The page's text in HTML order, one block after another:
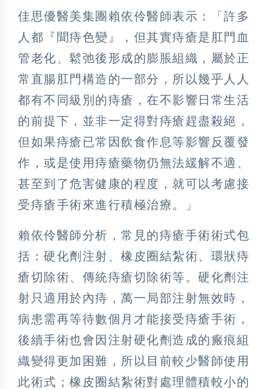
佳思優醫美集團賴依伶醫師表示：「許多
人都『聞痔色變』，但其實痔瘡是肛門血
管老化、鬆弛後形成的膨脹組織，屬於正
常直腸肛門構造的一部分，所以幾乎人人
都有不同級別的痔瘡，在不影響日常生活
的前提下，並非一定得對痔瘡趕盡殺絕，
但如果痔瘡已常因飲食作息等影響反覆發
作，或是使用痔瘡藥物仍無法緩解不適、
甚至到了危害健康的程度，就可以考慮接
受痔瘡手術來進行積極治療。」
賴依伶醫師分析，常見的痔瘡手術術式包
括：硬化劑注射、橡皮圈結紮術、環狀痔
瘡切除術、傳統痔瘡切除術等。硬化劑注
射只適用於內痔，萬一局部注射無效時，
病患需再等待數個月才能接受痔瘡手術，
後續手術也會因注射硬化劑造成的瘢痕組
織變得更加困難，所以目前較少醫師使用
此術式；橡皮圈結紮術對處理體積較小的